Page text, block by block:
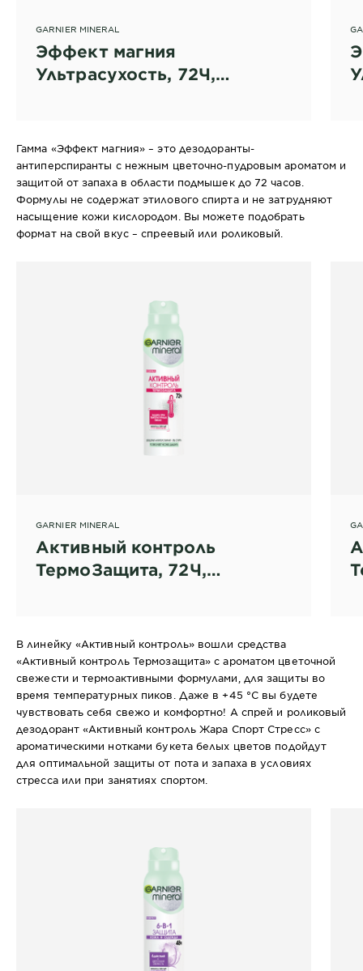
GARNIER MINERAL
Эффект магния
Ультрасухость, 72Ч,
Гамма «Эффект магния» – это дезодоранты-
антиперспиранты с нежным цветочно-пудровым ароматом и
защитой от запаха в области подмышек до 72 часов.
Формулы не содержат этилового спирта и не затрудняют
насыщение кожи кислородом. Вы можете подобрать
формат на свой вкус – спреевый или роликовый.
GARNIER MINERAL
Активный контроль
ТермоЗащита, 72Ч,
В линейку «Активный контроль» вошли средства
«Активный контроль Термозащита» с ароматом цветочной
свежести и термоактивными формулами, для защиты во
время температурных пиков. Даже в +45 °C вы будете
чувствовать себя свежо и комфортно! А спрей и роликовый
дезодорант «Активный контроль Жара Спорт Стресс» с
ароматическими нотками букета белых цветов подойдут
для оптимальной защиты от пота и запаха в условиях
стресса или при занятиях спортом.